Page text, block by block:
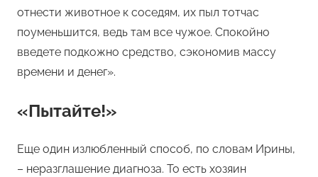
отнести животное к соседям, их пыл тотчас
поуменьшится, ведь там все чужое. Спокойно
введете подкожно средство, сэкономив массу
времени и денег».
«Пытайте!»
Еще один излюбленный способ, по словам Ирины,
– неразглашение диагноза. То есть хозяин